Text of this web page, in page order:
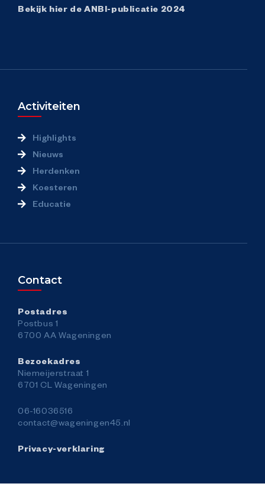
Bekijk hier de ANBI-publicatie 2024
Activiteiten
Highlights
Nieuws
Herdenken
Koesteren
Educatie
Contact
Postadres
Postbus 1
6700 AA Wageningen
Bezoekadres
Niemeijerstraat 1
6701 CL Wageningen
06-16036516
contact@wageningen45.nl
Privacy-verklaring